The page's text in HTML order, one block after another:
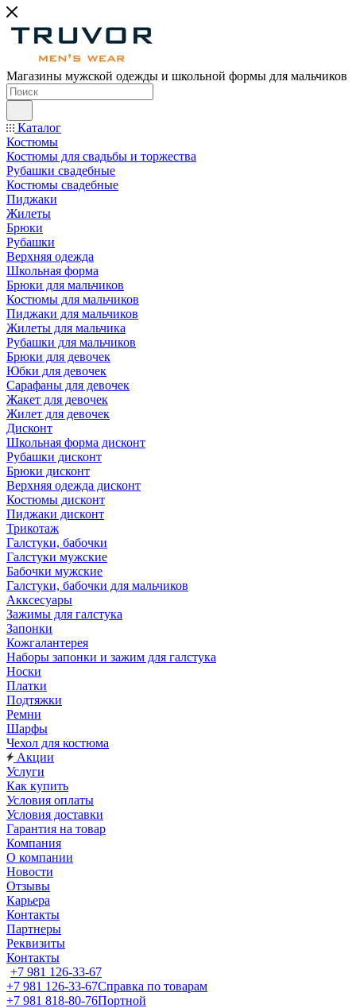
Магазины мужской одежды и школьной формы для мальчиков
Каталог
Костюмы
Костюмы для свадьбы и торжества
Рубашки свадебные
Костюмы свадебные
Пиджаки
Жилеты
Брюки
Рубашки
Верхняя одежда
Школьная форма
Брюки для мальчиков
Костюмы для мальчиков
Пиджаки для мальчиков
Жилеты для мальчика
Рубашки для мальчиков
Брюки для девочек
Юбки для девочек
Сарафаны для девочек
Жакет для девочек
Жилет для девочек
Дисконт
Школьная форма дисконт
Рубашки дисконт
Брюки дисконт
Верхняя одежда дисконт
Костюмы дисконт
Пиджаки дисконт
Трикотаж
Галстуки, бабочки
Галстуки мужские
Бабочки мужские
Галстуки, бабочки для мальчиков
Акксесуары
Зажимы для галстука
Запонки
Кожгалантерея
Наборы запонки и зажим для галстука
Носки
Платки
Подтяжки
Ремни
Шарфы
Чехол для костюма
Акции
Услуги
Как купить
Условия оплаты
Условия доставки
Гарантия на товар
Компания
О компании
Новости
Отзывы
Карьера
Контакты
Партнеры
Реквизиты
Контакты
+7 981 126-33-67
+7 981 126-33-67Справка по товарам
+7 981 818-80-76Портной